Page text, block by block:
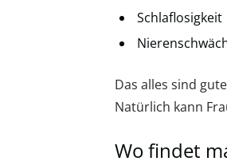
Schlaflosigkeit
Das alles sind
Natürlich kann
Wo findet